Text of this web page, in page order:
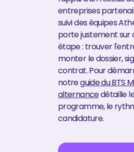
entreprises
suivi des équipes
porte justement sur
étape : trouver
monter le dossier,
contrat. Pour
notreguide du BTS
alternancedétaille
programme, le
candidature.